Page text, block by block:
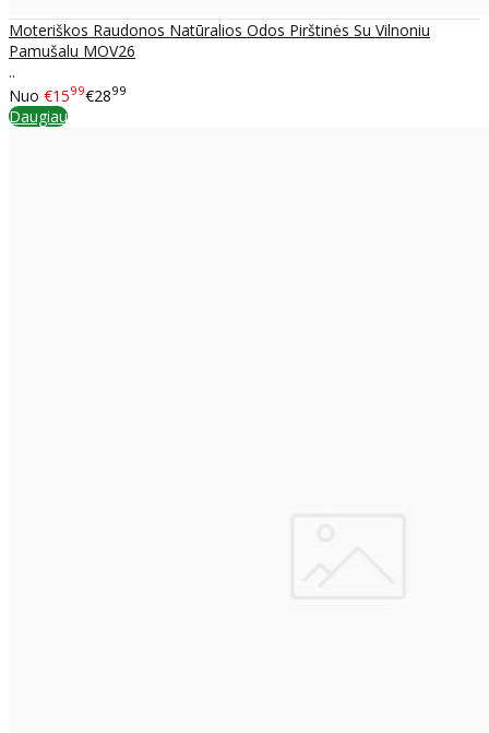
Moteriškos Raudonos Natūralios Odos Pirštinės Su Vilnoniu
Pamušalu MOV26
..
Nuo €1599€2899
Daugiau